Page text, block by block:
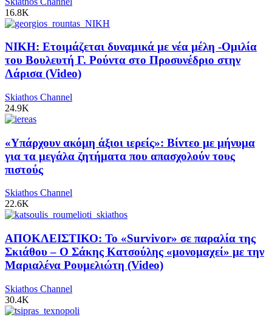
16.8K
ΝΙΚΗ: Ετοιμάζεται δυναμικά με νέα μέλη -Ομιλία
του Βουλευτή Γ. Ρούντα στο Προσυνέδριο στην
Λάρισα (Video)
Skiathos Channel
24.9K
«Υπάρχουν ακόμη άξιοι ιερείς»: Βίντεο με μήνυμα
για τα μεγάλα ζητήματα που απασχολούν τους
πιστούς
Skiathos Channel
22.6K
ΑΠΟΚΛΕΙΣΤΙΚΟ: Το «Survivor» σε παραλία της
Σκιάθου – Ο Σάκης Κατσούλης «μονομαχεί» με την
Μαριαλένα Ρουμελιώτη (Video)
Skiathos Channel
30.4K